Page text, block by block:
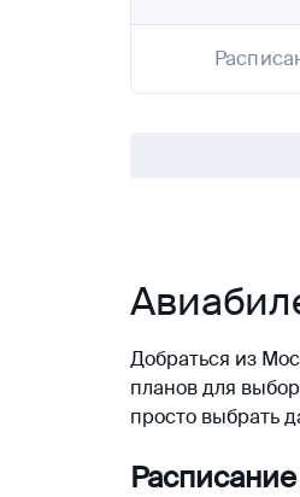
Добраться из
планов для
просто выбрать